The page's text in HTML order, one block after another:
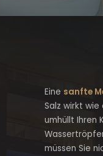
Eine sanfte
Salz wirkt wie
umhüllt Ihren
müssen Sie